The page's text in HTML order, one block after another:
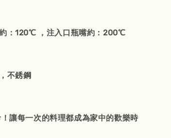
：120℃ ，注入口瓶嘴約：200℃
不銹鋼
讓每一次的料理都成為家中的歡樂時